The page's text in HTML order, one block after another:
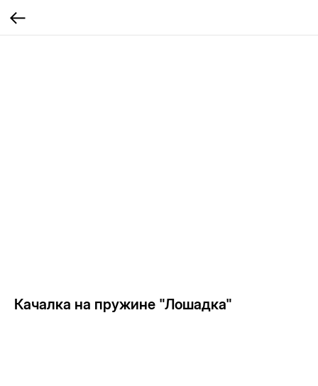
Качалка на пружине "Лошадка"